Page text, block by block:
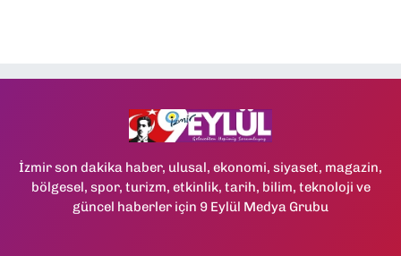
İzmir son dakika haber, ulusal, ekonomi, siyaset, magazin,
bölgesel, spor, turizm, etkinlik, tarih, bilim, teknoloji ve
güncel haberler için 9 Eylül Medya Grubu